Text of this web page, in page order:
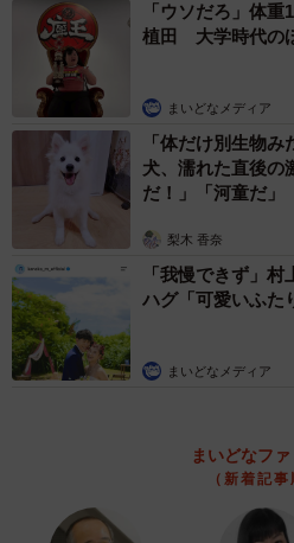
う時に使用するスポンジや洗剤
でしょうか？暇な時にでも調べ
◇ ◇
SNSユーザー達から
「食べる側にも片付ける側にも
「お高い薄いお茶碗にはごはん
く重い安いお茶碗やファミレス
くつく気がする。今は炊飯器か
ど、昔からみたいに一旦おひつ
ない気が。器の温度とごはんの
「カインズに行くのです・・・
茶碗』シリーズがあります。」
「ウソだろ」体
植田 大学時代の
まいどなメディア
「体だけ別生物
犬、濡れた直後
だ！」「河童だ」
梨木 香奈
「我慢できず」
ハグ「可愛いふた
まいどなメディア
まいどなフ
（新着記事